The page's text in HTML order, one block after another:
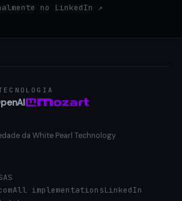
no LinkedIn ↗
da White Pearl Technology
All implementationsLinkedIn